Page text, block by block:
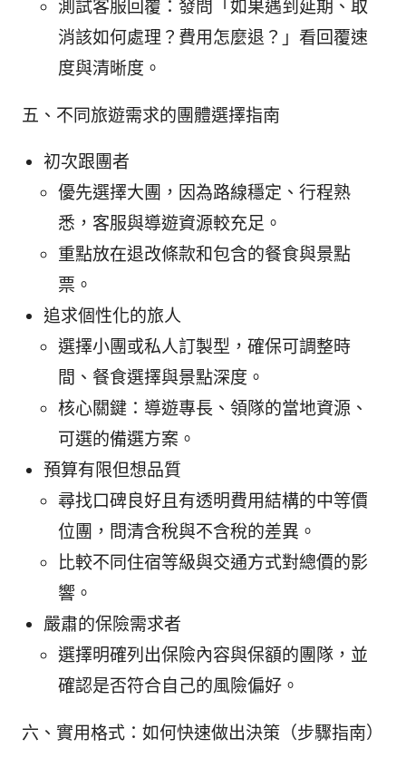
測試客服回覆：發問「如果遇到延期、取
消該如何處理？費用怎麼退？」看回覆速
度與清晰度。
五、不同旅遊需求的團體選擇指南
初次跟團者
優先選擇大團，因為路線穩定、行程熟
悉，客服與導遊資源較充足。
重點放在退改條款和包含的餐食與景點
票。
追求個性化的旅人
選擇小團或私人訂製型，確保可調整時
間、餐食選擇與景點深度。
核心關鍵：導遊專長、領隊的當地資源、
可選的備選方案。
預算有限但想品質
尋找口碑良好且有透明費用結構的中等價
位團，問清含稅與不含稅的差異。
比較不同住宿等級與交通方式對總價的影
響。
嚴肅的保險需求者
選擇明確列出保險內容與保額的團隊，並
確認是否符合自己的風險偏好。
六、實用格式：如何快速做出決策（步驟指南）